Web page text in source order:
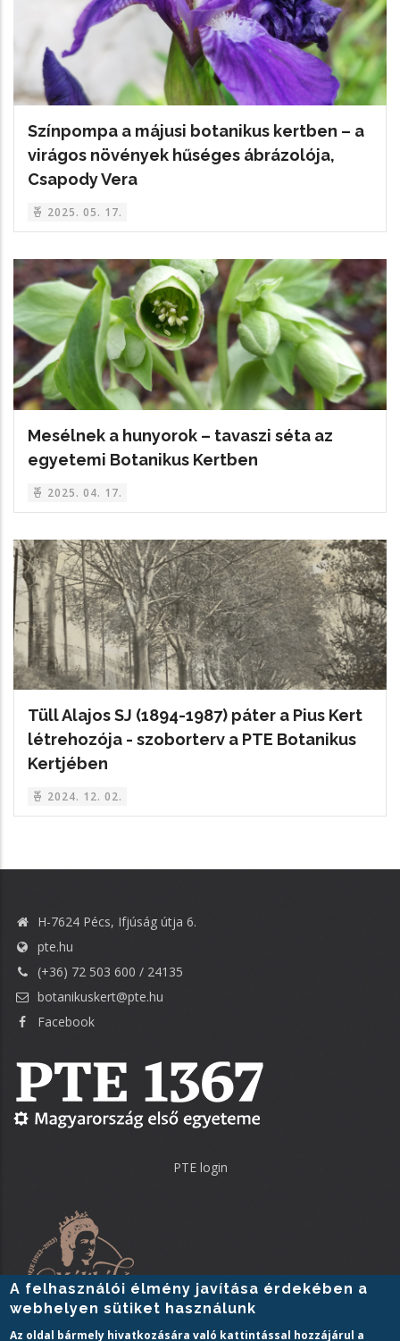
Színpompa a májusi botanikus kertben – a
virágos növények hűséges ábrázolója,
Csapody Vera
2025. 05. 17.
Mesélnek a hunyorok – tavaszi séta az
egyetemi Botanikus Kertben
2025. 04. 17.
Tüll Alajos SJ (1894-1987) páter a Pius Kert
létrehozója - szoborterv a PTE Botanikus
Kertjében
2024. 12. 02.
H-7624 Pécs, Ifjúság útja 6.
pte.hu
(+36) 72 503 600 / 24135
botanikuskert@pte.hu
Facebook
PTE login
A felhasználói élmény javítása érdekében a
webhelyen sütiket használunk
Az oldal bármely hivatkozására való kattintással hozzájárul a